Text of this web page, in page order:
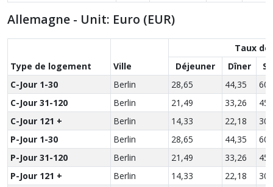
Allemagne - Unit: Euro (EUR)
Type de logement Ville
Taux
Déjeuner
Dîner
C-Jour 1-30
Berlin 28,65 44,35
C-Jour 31-120
Berlin 21,49 33,26
C-Jour 121 +
Berlin 14,33 22,18
P-Jour 1-30
Berlin 28,65 44,35
P-Jour 31-120
Berlin 21,49 33,26
P-Jour 121 +
Berlin 14,33 22,18